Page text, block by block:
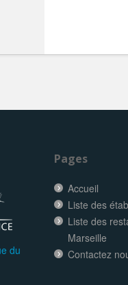
du
Pages
Accueil
Liste des
Liste des
Marseille
Contactez